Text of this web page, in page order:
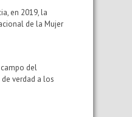
en 2019, la
de la Mujer
del
verdad a los